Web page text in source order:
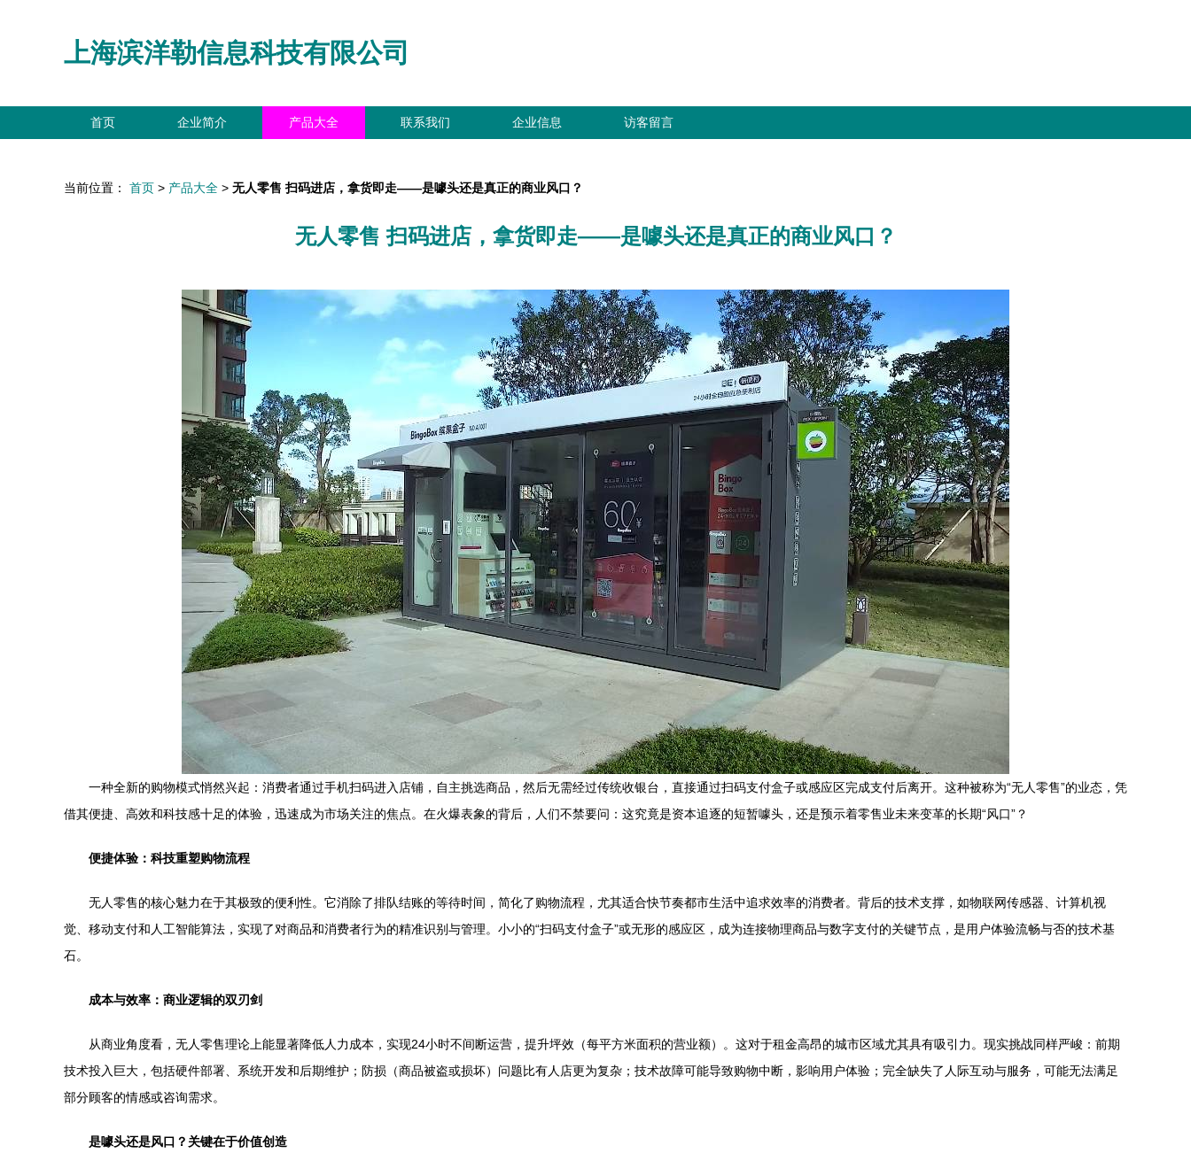
上海滨洋勒信息科技有限公司
首页 企业简介 产品大全 联系我们 企业信息 访客留言
当前位置： 首页 > 产品大全 > 无人零售 扫码进店，拿货即走——是噱头还是真正的商业风口？
无人零售 扫码进店，拿货即走——是噱头还是真正的商业风口？
一种全新的购物模式悄然兴起：消费者通过手机扫码进入店铺，自主挑选商品，然后无需经过传统收银台，直接通过扫码支付盒子或感应区完成支付后离开。这种被称为“无人零售”的业态，凭
借其便捷、高效和科技感十足的体验，迅速成为市场关注的焦点。在火爆表象的背后，人们不禁要问：这究竟是资本追逐的短暂噱头，还是预示着零售业未来变革的长期“风口”？
便捷体验：科技重塑购物流程
无人零售的核心魅力在于其极致的便利性。它消除了排队结账的等待时间，简化了购物流程，尤其适合快节奏都市生活中追求效率的消费者。背后的技术支撑，如物联网传感器、计算机视
觉、移动支付和人工智能算法，实现了对商品和消费者行为的精准识别与管理。小小的“扫码支付盒子”或无形的感应区，成为连接物理商品与数字支付的关键节点，是用户体验流畅与否的技术基
石。
成本与效率：商业逻辑的双刃剑
从商业角度看，无人零售理论上能显著降低人力成本，实现24小时不间断运营，提升坪效（每平方米面积的营业额）。这对于租金高昂的城市区域尤其具有吸引力。现实挑战同样严峻：前期
技术投入巨大，包括硬件部署、系统开发和后期维护；防损（商品被盗或损坏）问题比有人店更为复杂；技术故障可能导致购物中断，影响用户体验；完全缺失了人际互动与服务，可能无法满足
部分顾客的情感或咨询需求。
是噱头还是风口？关键在于价值创造